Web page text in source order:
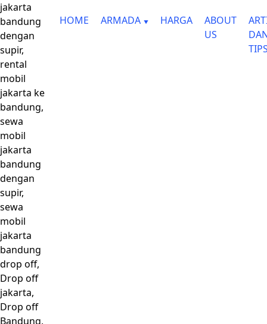
jakarta
bandung
dengan
supir,
rental
mobil
jakarta ke
bandung,
sewa
mobil
jakarta
bandung
dengan
supir,
sewa
mobil
jakarta
bandung
drop off,
Drop off
jakarta,
Drop off
Bandung,
HOME ARMADA HARGA
ABOUT
US